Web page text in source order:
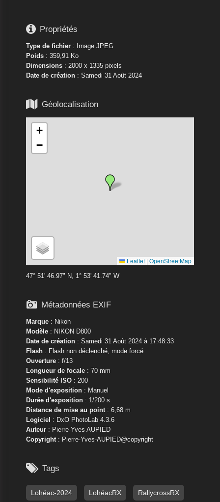
 Propriétés
Type de fichier: Image JPEG
Poids: 359,91 Ko
Dimensions: 2000 x 1335 pixels
Date de création: Samedi 31 Août 2024
 Géolocalisation
+
−
Leaflet | OpenStreetMap
47° 51' 46.97" N, 1° 53' 41.74" W
 Métadonnées EXIF
Marque: Nikon
Modèle: NIKON D800
Date de création: Samedi 31 Août 2024 à 17:48:33
Flash: Flash non déclenché, mode forcé
Ouverture: f/13
Longueur de focale: 70 mm
Sensibilité ISO: 200
Mode d'exposition: Manuel
Durée d'exposition: 1/200 s
Distance de mise au point: 6,68 m
Logiciel : DxO PhotoLab 4.3.6
Auteur: Pierre-Yves AUPIED
Copyright: Pierre-Yves-AUPIED@copyright
 Tags
Lohéac-2024 LohéacRX RallycrossRX